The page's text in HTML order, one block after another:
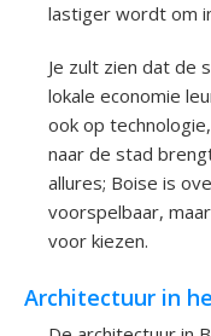
lastiger wordt om
Je zult zien dat de
lokale economie
ook op
naar de stad
allures; Boise is
voorspelbaar,
voor kiezen.
Architectuur in